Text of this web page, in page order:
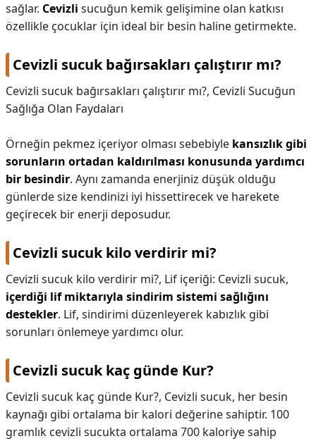
sağlar. Cevizli sucuğun kemik gelişimine olan katkısı
özellikle çocuklar için ideal bir besin haline getirmekte.
Cevizli sucuk bağırsakları çalıştırır mı?
Cevizli sucuk bağırsakları çalıştırır mı?, Cevizli Sucuğun
Sağlığa Olan Faydaları
Örneğin pekmez içeriyor olması sebebiyle kansızlık gibi
sorunların ortadan kaldırılması konusunda yardımcı
bir besindir. Aynı zamanda enerjiniz düşük olduğu
günlerde size kendinizi iyi hissettirecek ve harekete
geçirecek bir enerji deposudur.
Cevizli sucuk kilo verdirir mi?
Cevizli sucuk kilo verdirir mi?, Lif içeriği: Cevizli sucuk,
içerdiği lif miktarıyla sindirim sistemi sağlığını
destekler. Lif, sindirimi düzenleyerek kabızlık gibi
sorunları önlemeye yardımcı olur.
Cevizli sucuk kaç günde Kur?
Cevizli sucuk kaç günde Kur?, Cevizli sucuk, her besin
kaynağı gibi ortalama bir kalori değerine sahiptir. 100
gramlık cevizli sucukta ortalama 700 kaloriye sahip